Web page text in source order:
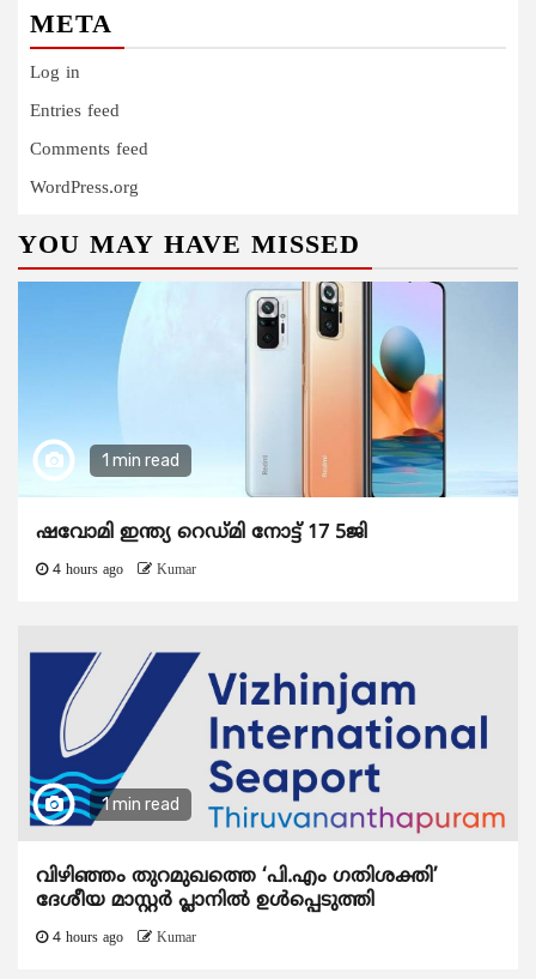
META
Log in
Entries feed
Comments feed
WordPress.org
YOU MAY HAVE MISSED
1 min read
ഷവോമി ഇന്ത്യ റെഡ്മി നോട്ട് 17 5ജി
4 hours ago Kumar
1 min read
വിഴിഞ്ഞം തുറമുഖത്തെ ‘പി.എം ഗതിശക്തി’
ദേശീയ മാസ്റ്റർ പ്ലാനിൽ ഉൾപ്പെടുത്തി
4 hours ago Kumar